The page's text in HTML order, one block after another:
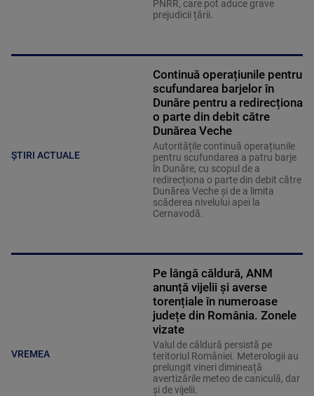
PNRR, care pot aduce grave
prejudicii țării.
ȘTIRI ACTUALE
Continuă operațiunile pentru
scufundarea barjelor în
Dunăre pentru a redirecționa
o parte din debit către
Dunărea Veche
Autoritățile continuă operațiunile
pentru scufundarea a patru barje
în Dunăre, cu scopul de a
redirecționa o parte din debit către
Dunărea Veche și de a limita
scăderea nivelului apei la
Cernavodă.
VREMEA
Pe lângă căldură, ANM
anunță vijelii și averse
torențiale în numeroase
județe din România. Zonele
vizate
Valul de căldură persistă pe
teritoriul României. Meterologii au
prelungit vineri dimineață
avertizările meteo de caniculă, dar
și de vijelii.